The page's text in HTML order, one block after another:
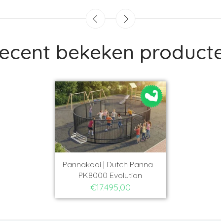
bekeken
Pannakooi | Dutch Panna -
PK8000 Evolution
€17.495,00